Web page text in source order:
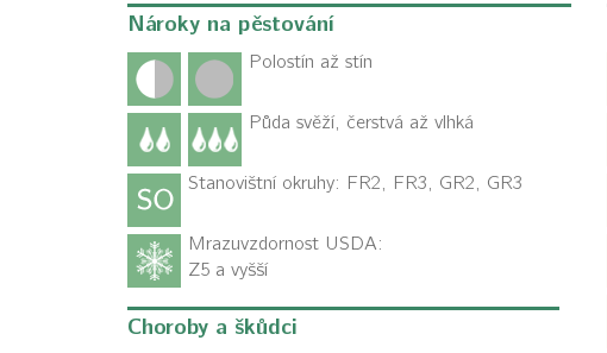
Nároky na pěstování
Polostín až stín
Půda svěží, čerstvá až vlhká
Stanovištní okruhy: FR2, FR3, GR2, GR3
Mrazuvzdornost USDA:
Z5 a vyšší
Choroby a škůdci